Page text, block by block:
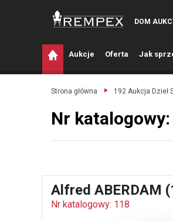
DOM
Aukcje Oferta Jak
Strona główna 192 Aukcja Dzieł
Nr
Alfred ABERDAM
Nr katalogowy: 118